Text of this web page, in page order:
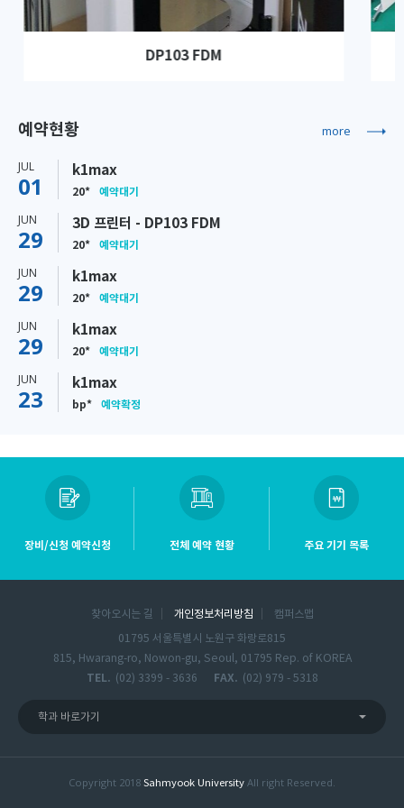
DP103 FDM
예약현황 more
JUL
01
k1max
20* 예약대기
JUN
29
3D 프린터 - DP103 FDM
20* 예약대기
JUN
29
k1max
20* 예약대기
JUN
29
k1max
20* 예약대기
JUN
23
k1max
bp* 예약확정
장비/신청 예약신청 전체 예약 현황 주요 기기 목록
찾아오시는 길 개인정보처리방침
캠퍼스맵
01795 서울특별시 노원구 화랑로815
815, Hwarang-ro, Nowon-gu, Seoul, 01795 Rep. of KOREA
TEL. (02) 3399 - 3636 FAX. (02) 979 - 5318
학과 바로가기
Copyright 2018 Sahmyook University All right Reserved.